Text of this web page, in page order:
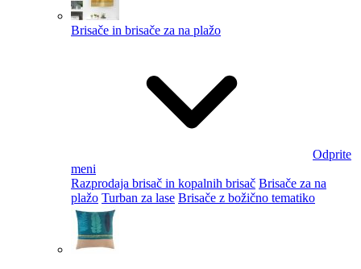
Brisače in brisače za na plažo
Odprite
meni
Razprodaja brisač in kopalnih brisač Brisače za na
plažo Turban za lase Brisače z božično tematiko